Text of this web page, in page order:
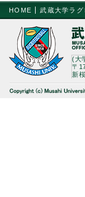
HOME 武蔵大学ラ
(大
〒
新